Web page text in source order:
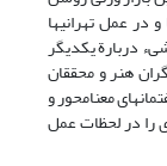
در عمل تهرانی‏ها
دربارة یکدیگر
هنر و محققان
معنامحور و
را در لحظات عمل